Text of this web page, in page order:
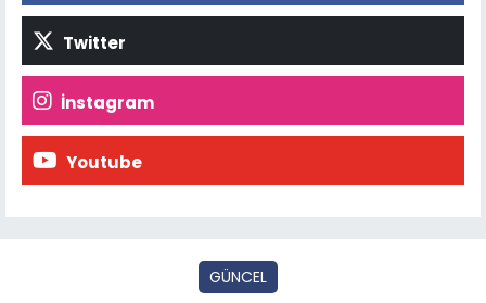
Twitter
İnstagram
Youtube
GÜNCEL